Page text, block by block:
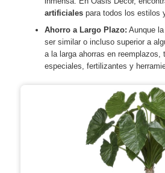
artificiales para todos los estilos
Ahorro a Largo Plazo: Aunque
ser similar o incluso superior a
a la larga ahorras en reemplazos,
especiales, fertilizantes y